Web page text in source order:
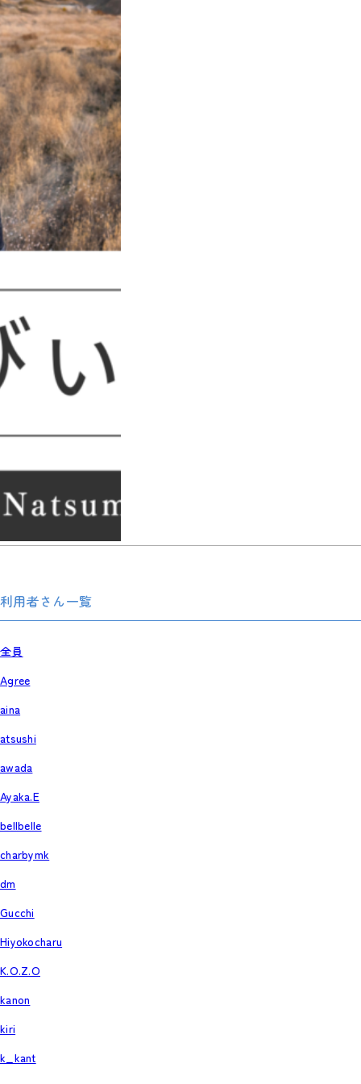
利用者さん一覧
全員
Agree
aina
atsushi
awada
Ayaka.E
bellbelle
charbymk
dm
Gucchi
Hiyokocharu
K.O.Z.O
kanon
kiri
k_kant